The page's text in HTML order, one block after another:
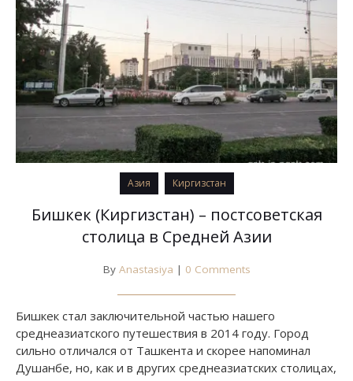
Азия Киргизстан
Бишкек (Киргизстан) – постсоветская
столица в Средней Азии
By Anastasiya | 0 Comments
Бишкек стал заключительной частью нашего
среднеазиатского путешествия в 2014 году. Город
сильно отличался от Ташкента и скорее напоминал
Душанбе, но, как и в других среднеазиатских столицах,